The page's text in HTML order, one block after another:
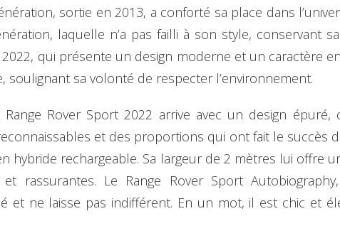
sortie en 2013, a conforté sa place dans
laquelle n’a pas failli à son style, conservant
2022, qui présente un design moderne et un caractère
soulignant sa volonté de respecter l’environnement.
Range Rover Sport 2022 arrive avec un design
et des proportions qui ont fait le succès
hybride rechargeable. Sa largeur de 2 mètres lui offre
et rassurantes. Le Range Rover Sport
et ne laisse pas indifférent. En un mot, il est chic et